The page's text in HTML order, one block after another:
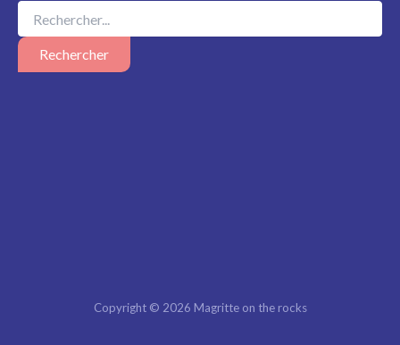
Rechercher :
Copyright © 2026 Magritte on the rocks